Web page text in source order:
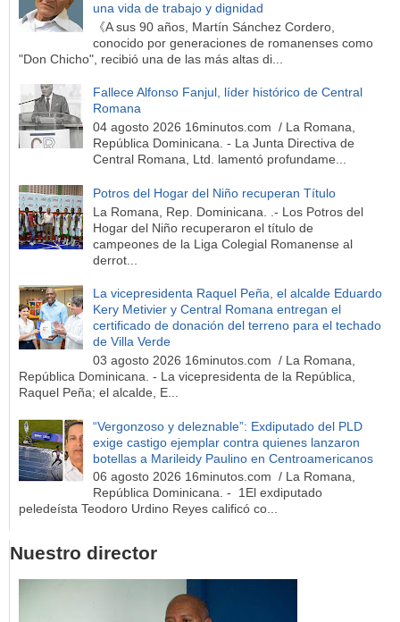
una vida de trabajo y dignidad
《A sus 90 años, Martín Sánchez Cordero,
conocido por generaciones de romanenses como
"Don Chicho", recibió una de las más altas di...
Fallece Alfonso Fanjul, líder histórico de Central
Romana
04 agosto 2026 16minutos.com / La Romana,
República Dominicana. - La Junta Directiva de
Central Romana, Ltd. lamentó profundame...
Potros del Hogar del Niño recuperan Título
La Romana, Rep. Dominicana. .- Los Potros del
Hogar del Niño recuperaron el título de
campeones de la Liga Colegial Romanense al
derrot...
La vicepresidenta Raquel Peña, el alcalde Eduardo
Kery Metivier y Central Romana entregan el
certificado de donación del terreno para el techado
de Villa Verde
03 agosto 2026 16minutos.com / La Romana,
República Dominicana. - La vicepresidenta de la República,
Raquel Peña; el alcalde, E...
“Vergonzoso y deleznable”: Exdiputado del PLD
exige castigo ejemplar contra quienes lanzaron
botellas a Marileidy Paulino en Centroamericanos
06 agosto 2026 16minutos.com / La Romana,
República Dominicana. - 1El exdiputado
peledeísta Teodoro Urdino Reyes calificó co...
Nuestro director